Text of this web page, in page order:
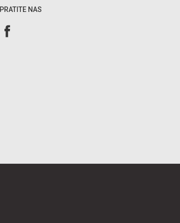
PRATITE NAS